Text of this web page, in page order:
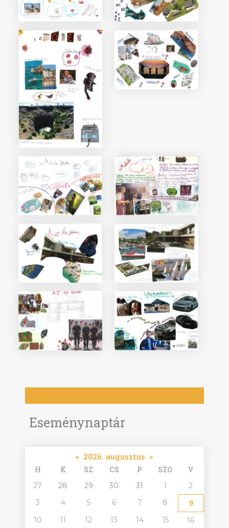
Eseménynaptár
< 2026. augusztus >
H K SZ CS P SZO V
27 28 29 30 31 1
2
3
4 5 6 7 8
9
10
11 12 13 14 15
16